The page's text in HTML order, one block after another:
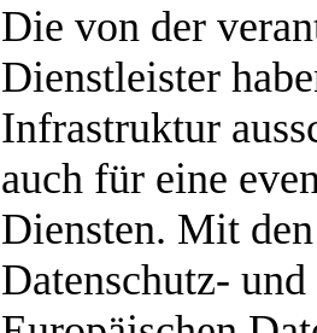
Die von der
Dienstleister
Infrastruktur
auch für eine
Diensten. Mit
Datenschutz-